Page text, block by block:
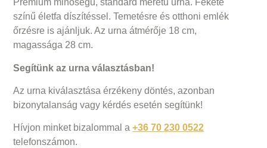
Prémium minőségű, standard méretű urna. Fekete
színű életfa díszítéssel. Temetésre és otthoni emlék
őrzésre is ajánljuk. Az urna átmérője 18 cm,
magassága 28 cm.
Segítünk az urna választásban!
Az urna kiválasztása érzékeny döntés, azonban
bizonytalanság vagy kérdés esetén segítünk!
Hívjon minket bizalommal a+36 70 230 0522
telefonszámon.